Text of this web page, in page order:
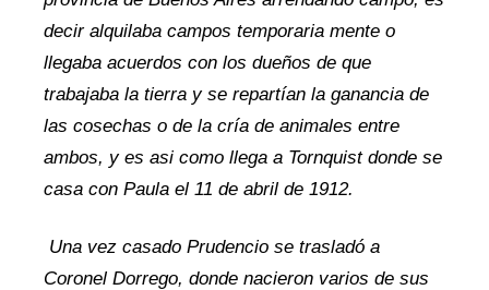
decir alquilaba campos temporaria mente o
llegaba acuerdos con los dueños de que
trabajaba la tierra y se repartían la ganancia de
las cosechas o de la cría de animales entre
ambos, y es asi como llega a Tornquist donde se
casa con Paula el 11 de abril de 1912.
Una vez casado Prudencio se trasladó a
Coronel Dorrego, donde nacieron varios de sus